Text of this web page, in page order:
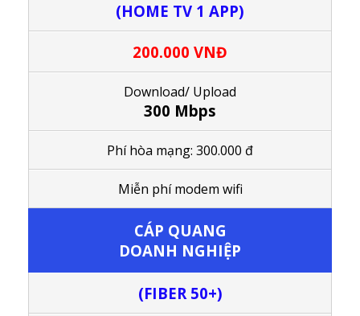
(HOME TV 1 APP)
200.000 VNĐ
Download/ Upload
300 Mbps
Phí hòa mạng: 300.000 đ
Miễn phí modem wifi
CÁP QUANG
DOANH NGHIỆP
(FIBER 50+)